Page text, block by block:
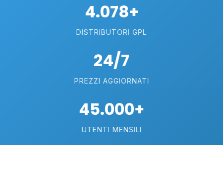
4.078+
DISTRIBUTORI GPL
24/7
PREZZI AGGIORNATI
45.000+
UTENTI MENSILI